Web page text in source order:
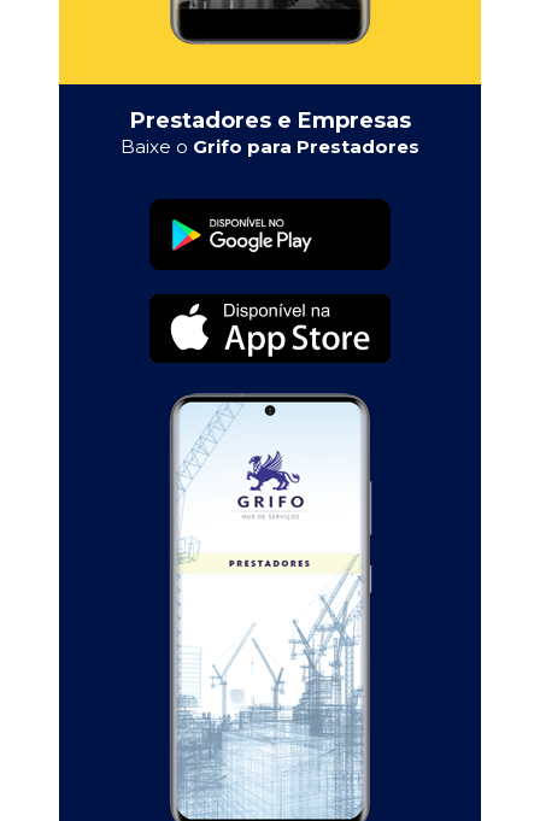
Prestadores e Empresas
Baixe o Grifo para Prestadores